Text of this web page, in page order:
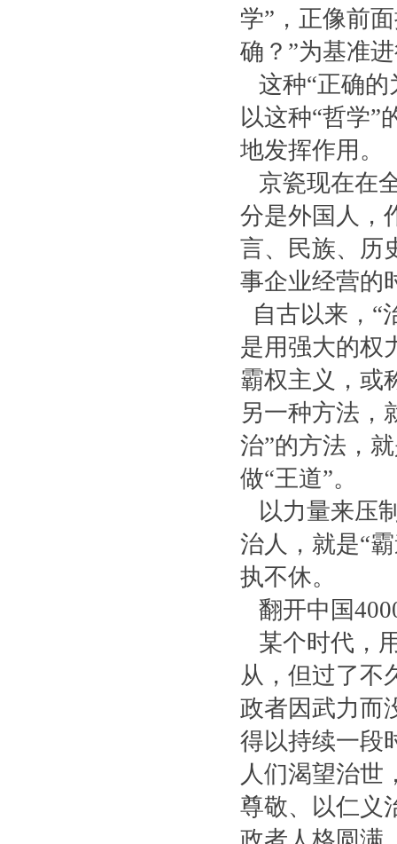
学”，正像前
确？”为基准
这种“正确的
以这种“哲学”
地发挥作用。
京瓷现在在
分是外国人，
言、民族、历
事企业经营的
自古以来，“
是用强大的权
霸权主义，或
另一种方法，
治”的方法，
做“王道”。
以力量来压
治人，就是“
执不休。
翻开中国
某个时代，
从，但过了不
政者因武力而
得以持续一段
人们渴望治世
尊敬、以仁义